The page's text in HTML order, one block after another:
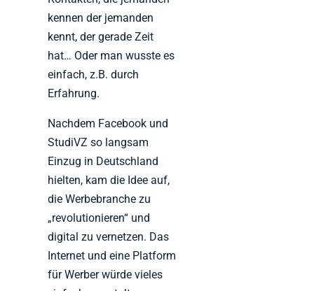
kennen der jemanden
kennt, der gerade Zeit
hat… Oder man wusste es
einfach, z.B. durch
Erfahrung.
Nachdem Facebook und
StudiVZ so langsam
Einzug in Deutschland
hielten, kam die Idee auf,
die Werbebranche zu
„revolutionieren“ und
digital zu vernetzen. Das
Internet und eine Platform
für Werber würde vieles